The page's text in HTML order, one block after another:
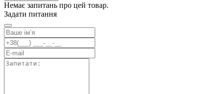
Немає запитань про цей товар.
Задати питання